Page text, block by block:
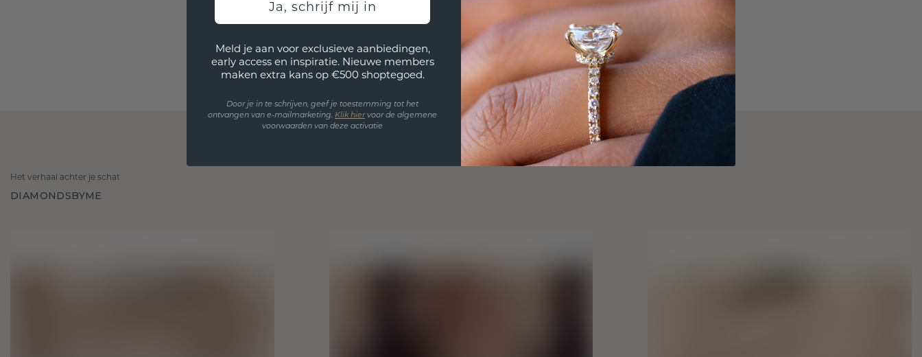
Het verhaal achter je schat
DIAMONDSBYME
Ja, schrijf mij in
Meld je aan voor exclusieve aanbiedingen,
early access en inspiratie. Nieuwe members
maken extra kans op €500 shoptegoed.
Door je in te schrijven, geef je toestemming tot het
ontvangen van e-mailmarketing. Klik hiervoor de algemene
voorwaarden van deze activatie